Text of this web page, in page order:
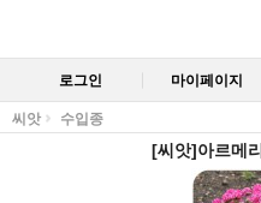
로그인 마이페이지
씨앗 수입종
[씨앗]아르메